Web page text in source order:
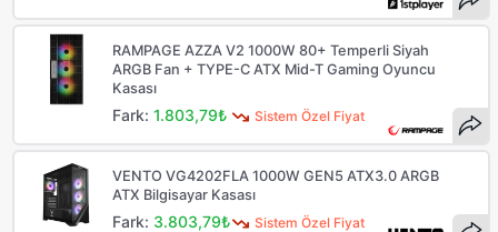
Sistem Özel Fiyat
RAMPAGE AZZA V2 1000W 80+ Temperli Siyah
ARGB Fan + TYPE-C ATX Mid-T Gaming Oyuncu
Kasası
Fark:1.803,79₺
Sistem Özel Fiyat
VENTO VG4202FLA 1000W GEN5 ATX3.0 ARGB
ATX Bilgisayar Kasası
Fark: 3.803,79₺